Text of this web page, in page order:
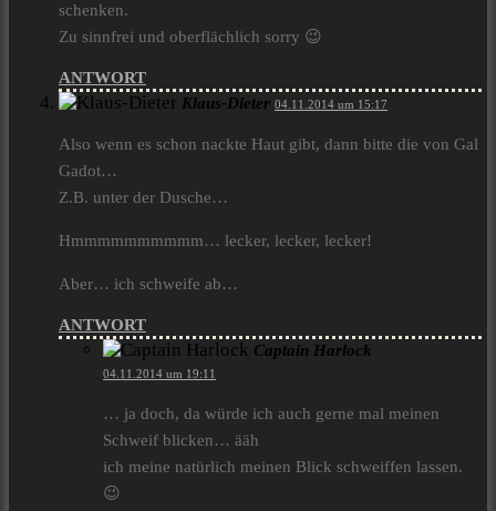
schenken.
Zu sinnfrei und oberflächlich sorry 😉
ANTWORT
Klaus-Dieter 04.11.2014 um 15:17
Also wenn es schon nackte Haut gibt, dann bitte die von Gal
Gadot…
Z.B. unter der Dusche…
Hmmmmmmmmmm… lecker, lecker, lecker!
Aber… ich schweife ab…
ANTWORT
Captain Harlock
04.11.2014 um 19:11
… ja doch, da würde ich auch gerne mal meinen
Schweif blicken… ääh
ich meine natürlich meinen Blick schweiffen lassen.
😉